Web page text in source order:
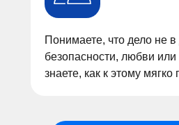
Понимаете, что дело не в
безопасности, любви
знаете, как к этому мягко